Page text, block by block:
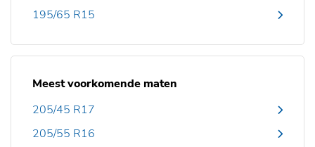
195/65 R15
Meest voorkomende maten
205/45 R17
205/55 R16